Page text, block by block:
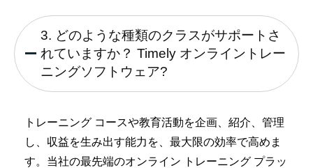
3. どのような種類のクラスがサポートさ
れていますか？ Timely オンライントレー
ニングソフトウェア?
トレーニング コースや教育活動を企画、紹介、管理
し、収益を生み出す能力を、最大限の効率で高めま
す。当社の最先端のオンライン トレーニング プラッ